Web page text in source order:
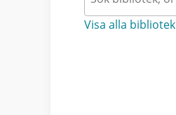
Visa alla bibliotek